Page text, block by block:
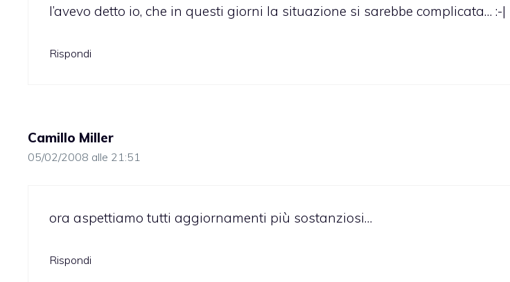
l’avevo detto io, che in questi giorni la situazione si sarebbe complicata… :-|
Rispondi
Camillo Miller
05/02/2008 alle 21:51
ora aspettiamo tutti aggiornamenti più sostanziosi…
Rispondi